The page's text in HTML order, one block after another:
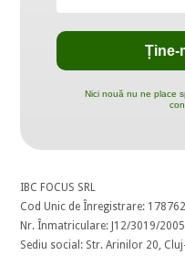
Nici nouă nu ne place
IBC FOCUS SRL
Cod Unic de Înregistrare:
Nr. Înmatriculare: J12/3019/2005
Sediu social: Str. Arinilor 20,